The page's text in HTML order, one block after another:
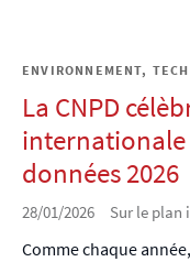
ENVIRONNEMENT,
La CNPD
données 2026
28/01/2026 Sur le
Comme chaque